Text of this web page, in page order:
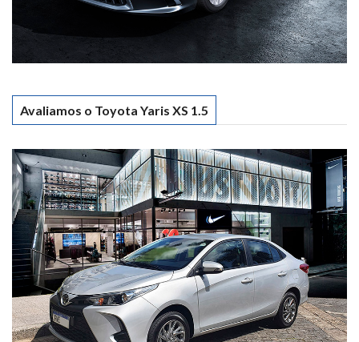
Avaliamos o Toyota Yaris XS 1.5